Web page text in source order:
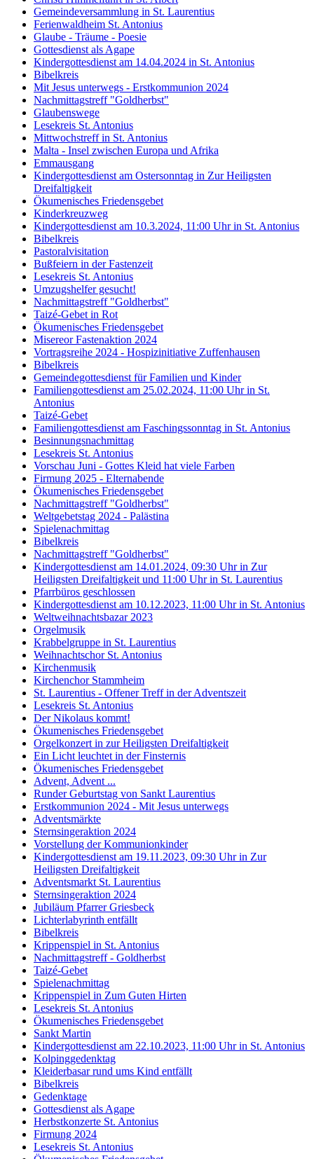
Gemeindeversammlung in St. Laurentius
Ferienwaldheim St. Antonius
Glaube - Träume - Poesie
Gottesdienst als Agape
Kindergottesdienst am 14.04.2024 in St. Antonius
Bibelkreis
Mit Jesus unterwegs - Erstkommunion 2024
Nachmittagstreff "Goldherbst"
Glaubenswege
Lesekreis St. Antonius
Mittwochstreff in St. Antonius
Malta - Insel zwischen Europa und Afrika
Emmausgang
Kindergottesdienst am Ostersonntag in Zur Heiligsten
Dreifaltigkeit
Ökumenisches Friedensgebet
Kinderkreuzweg
Kindergottesdienst am 10.3.2024, 11:00 Uhr in St. Antonius
Bibelkreis
Pastoralvisitation
Bußfeiern in der Fastenzeit
Lesekreis St. Antonius
Umzugshelfer gesucht!
Nachmittagstreff "Goldherbst"
Taizé-Gebet in Rot
Ökumenisches Friedensgebet
Misereor Fastenaktion 2024
Vortragsreihe 2024 - Hospizinitiative Zuffenhausen
Bibelkreis
Gemeindegottesdienst für Familien und Kinder
Familiengottesdienst am 25.02.2024, 11:00 Uhr in St.
Antonius
Taizé-Gebet
Familiengottesdienst am Faschingssonntag in St. Antonius
Besinnungsnachmittag
Lesekreis St. Antonius
Vorschau Juni - Gottes Kleid hat viele Farben
Firmung 2025 - Elternabende
Ökumenisches Friedensgebet
Nachmittagstreff "Goldherbst"
Weltgebetstag 2024 - Palästina
Spielenachmittag
Bibelkreis
Nachmittagstreff "Goldherbst"
Kindergottesdienst am 14.01.2024, 09:30 Uhr in Zur
Heiligsten Dreifaltigkeit und 11:00 Uhr in St. Laurentius
Pfarrbüros geschlossen
Kindergottesdienst am 10.12.2023, 11:00 Uhr in St. Antonius
Weltweihnachtsbazar 2023
Orgelmusik
Krabbelgruppe in St. Laurentius
Weihnachtschor St. Antonius
Kirchenmusik
Kirchenchor Stammheim
St. Laurentius - Offener Treff in der Adventszeit
Lesekreis St. Antonius
Der Nikolaus kommt!
Ökumenisches Friedensgebet
Orgelkonzert in zur Heiligsten Dreifaltigkeit
Ein Licht leuchtet in der Finsternis
Ökumenisches Friedensgebet
Advent, Advent ...
Runder Geburtstag von Sankt Laurentius
Erstkommunion 2024 - Mit Jesus unterwegs
Adventsmärkte
Sternsingeraktion 2024
Vorstellung der Kommunionkinder
Kindergottesdienst am 19.11.2023, 09:30 Uhr in Zur
Heiligsten Dreifaltigkeit
Adventsmarkt St. Laurentius
Sternsingeraktion 2024
Jubiläum Pfarrer Griesbeck
Lichterlabyrinth entfällt
Bibelkreis
Krippenspiel in St. Antonius
Nachmittagstreff - Goldherbst
Taizé-Gebet
Spielenachmittag
Krippenspiel in Zum Guten Hirten
Lesekreis St. Antonius
Ökumenisches Friedensgebet
Sankt Martin
Kindergottesdienst am 22.10.2023, 11:00 Uhr in St. Antonius
Kolpinggedenktag
Kleiderbasar rund ums Kind entfällt
Bibelkreis
Gedenktage
Gottesdienst als Agape
Herbstkonzerte St. Antonius
Firmung 2024
Lesekreis St. Antonius